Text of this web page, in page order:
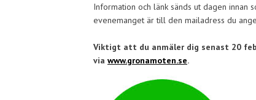
Information och länk sänds ut dagen innan
evenemanget är till den mailadress du
Viktigt att du anmäler dig senast 20
via www.gronamoten.se.